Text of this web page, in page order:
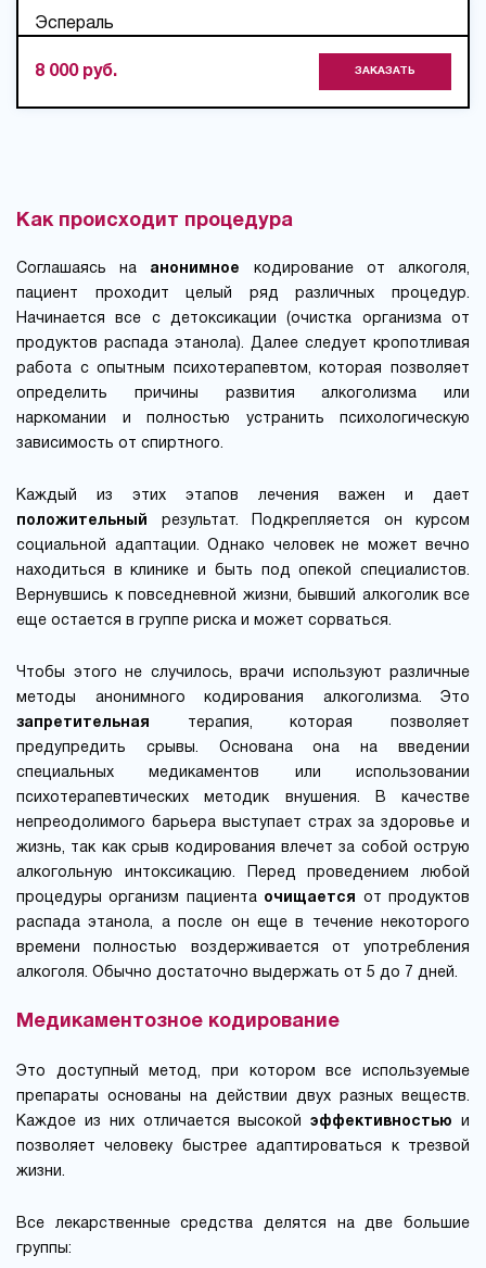
Эспераль
8 000 руб. ЗАКАЗАТЬ
Как происходит процедура
Соглашаясь на анонимное
кодирование от алкоголя,
пациент проходит целый ряд различных процедур.
Начинается все с детоксикации (очистка организма от
продуктов распада этанола). Далее следует кропотливая
работа с опытным психотерапевтом, которая позволяет
определить причины развития алкоголизма или
наркомании и полностью устранить психологическую
зависимость от спиртного.
Каждый из этих этапов лечения важен и дает
положительный
результат. Подкрепляется он курсом
социальной адаптации. Однако человек не может вечно
находиться в клинике и быть под опекой специалистов.
Вернувшись к повседневной жизни, бывший алкоголик все
еще остается в группе риска и может сорваться.
Чтобы этого не случилось, врачи используют различные
методы анонимного кодирования алкоголизма. Это
запретительная
терапия, которая позволяет
предупредить срывы. Основана она на введении
специальных медикаментов или использовании
психотерапевтических методик внушения. В качестве
непреодолимого барьера выступает страх за здоровье и
жизнь, так как срыв кодирования влечет за собой острую
алкогольную интоксикацию. Перед проведением любой
процедуры организм пациента очищается
от продуктов
распада этанола, а после он еще в течение некоторого
времени полностью воздерживается от употребления
алкоголя. Обычно достаточно выдержать от 5 до 7 дней.
Медикаментозное кодирование
Это доступный метод, при котором все используемые
препараты основаны на действии двух разных веществ.
Каждое из них отличается высокойэффективностью и
позволяет человеку быстрее адаптироваться к трезвой
жизни.
Все лекарственные средства делятся на две большие
группы: